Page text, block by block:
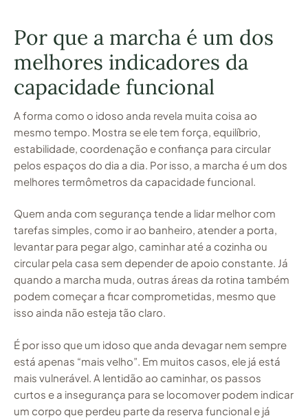
Por que a marcha é um dos
melhores indicadores da
capacidade funcional
A forma como o idoso anda revela muita coisa ao
mesmo tempo. Mostra se ele tem força, equilíbrio,
estabilidade, coordenação e confiança para circular
pelos espaços do dia a dia. Por isso, a marcha é um dos
melhores termômetros da capacidade funcional.
Quem anda com segurança tende a lidar melhor com
tarefas simples, como ir ao banheiro, atender a porta,
levantar para pegar algo, caminhar até a cozinha ou
circular pela casa sem depender de apoio constante. Já
quando a marcha muda, outras áreas da rotina também
podem começar a ficar comprometidas, mesmo que
isso ainda não esteja tão claro.
É por isso que um idoso que anda devagar nem sempre
está apenas “mais velho”. Em muitos casos, ele já está
mais vulnerável. A lentidão ao caminhar, os passos
curtos e a insegurança para se locomover podem indicar
um corpo que perdeu parte da reserva funcional e já